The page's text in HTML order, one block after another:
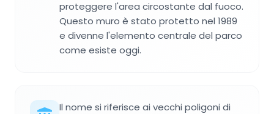
proteggere l'area circostante dal fuoco.
Questo muro è stato protetto nel 1989
e divenne l'elemento centrale del parco
come esiste oggi.
Il nome si riferisce ai vecchi poligoni di